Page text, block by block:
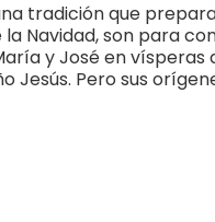
tradición que
Navidad, son para
y José en vísperas
Jesús. Pero sus